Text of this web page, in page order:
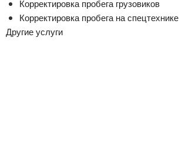
Корректировка пробега грузовиков
Корректировка пробега на спецтехнике
Другие услуги